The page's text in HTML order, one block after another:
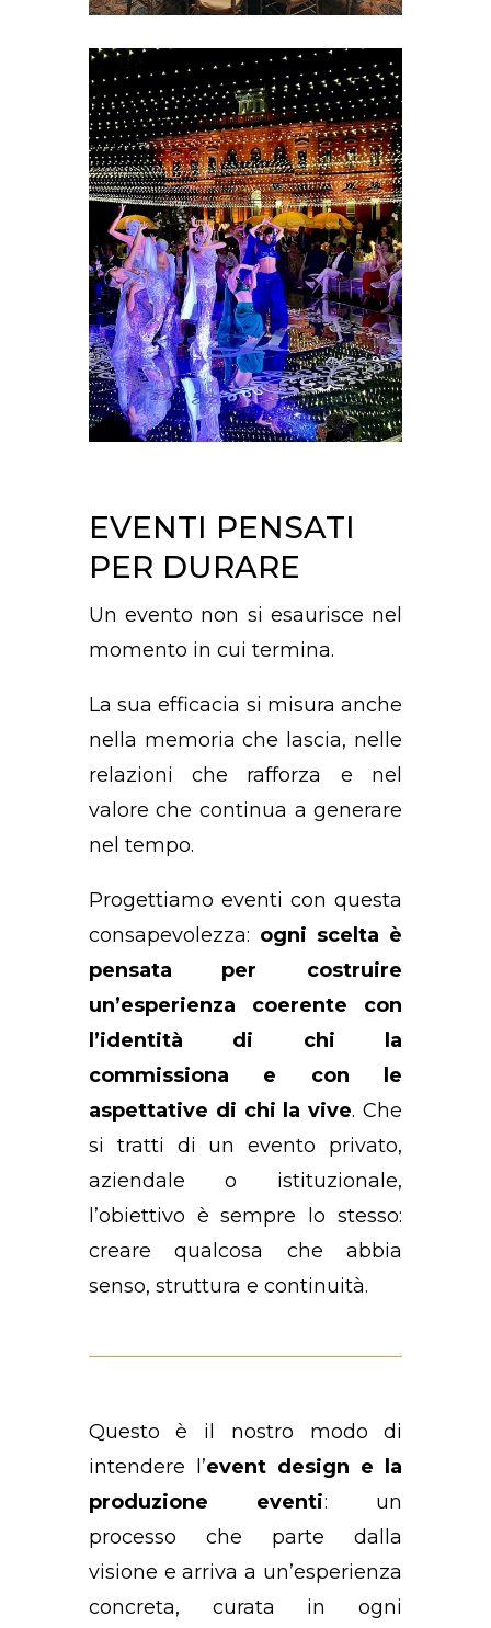
EVENTI PENSATI
PER DURARE
Un evento non si esaurisce nel
momento in cui termina.
La sua efficacia si misura anche
nella memoria che lascia, nelle
relazioni che rafforza e nel
valore che continua a generare
nel tempo.
Progettiamo eventi con questa
consapevolezza: ogni scelta è
pensata per costruire
un’esperienza coerente con
l’identità di chi la
commissiona e con le
aspettative di chi la vive. Che
si tratti di un evento privato,
aziendale o istituzionale,
l’obiettivo è sempre lo stesso:
creare qualcosa che abbia
senso, struttura e continuità.
Questo è il nostro modo di
intendere l’event design e la
produzione eventi: un
processo che parte dalla
visione e arriva a un’esperienza
concreta, curata in ogni